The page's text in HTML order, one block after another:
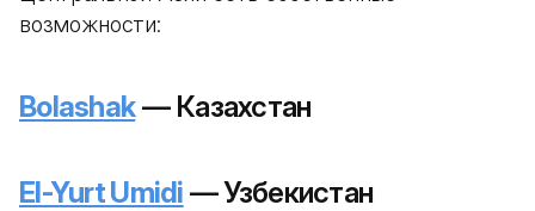
возможности:
Bolashak— Казахстан
El-Yurt Umidi — Узбекистан